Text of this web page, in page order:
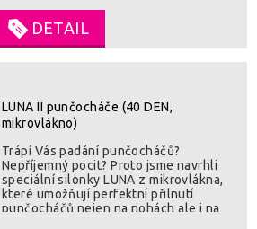
mikrovlákna umožní vaší kůži dýchat.
Všitý klínek v kalhotové části je záruka
pohodlného nošení po celý den. Velmi
odolné proti poškození. SLOŽENÍ : 85%
DETAIL
LUNA II punčocháče (40 DEN,
mikrovlákno)
Trápí Vás padání punčocháčů?
Nepříjemný pocit? Proto jsme navrhli
speciální silonky LUNA z mikrovlákna,
které umožňují perfektní přilnutí
punčocháčů nejen na nohách ale i na